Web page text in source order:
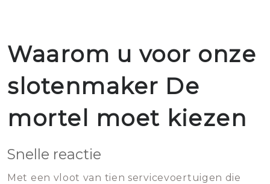
Waarom u voor onze
slotenmaker De
mortel moet kiezen
Snelle reactie
Met een vloot van tien servicevoertuigen die